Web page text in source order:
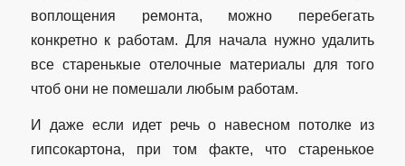
воплощения ремонта, можно перебегать
конкретно к работам. Для начала нужно удалить
все старенькые отелочные материалы для того
чтоб они не помешали любым работам.
И даже если идет речь о навесном потолке из
гипсокартона, при том факте, что старенькое